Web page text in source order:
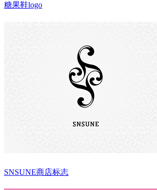
糖果鞋logo
SNSUNE商店标志